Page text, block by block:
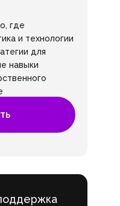
где
и технологии
для
навыки